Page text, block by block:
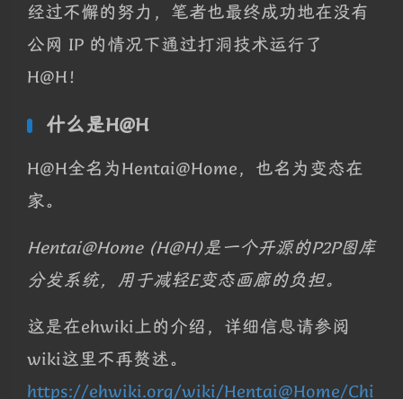
经过不懈的努力，笔者也最终成功地在没有
公网 IP 的情况下通过打洞技术运行了
H@H！
什么是H@H
H@H全名为Hentai@Home，也名为变态在
家。
Hentai@Home (H@H)是一个开源的P2P图库
分发系统，用于减轻E变态画廊的负担。
这是在ehwiki上的介绍，详细信息请参阅
wiki这里不再赘述。
https://ehwiki.org/wiki/Hentai@Home/Chi